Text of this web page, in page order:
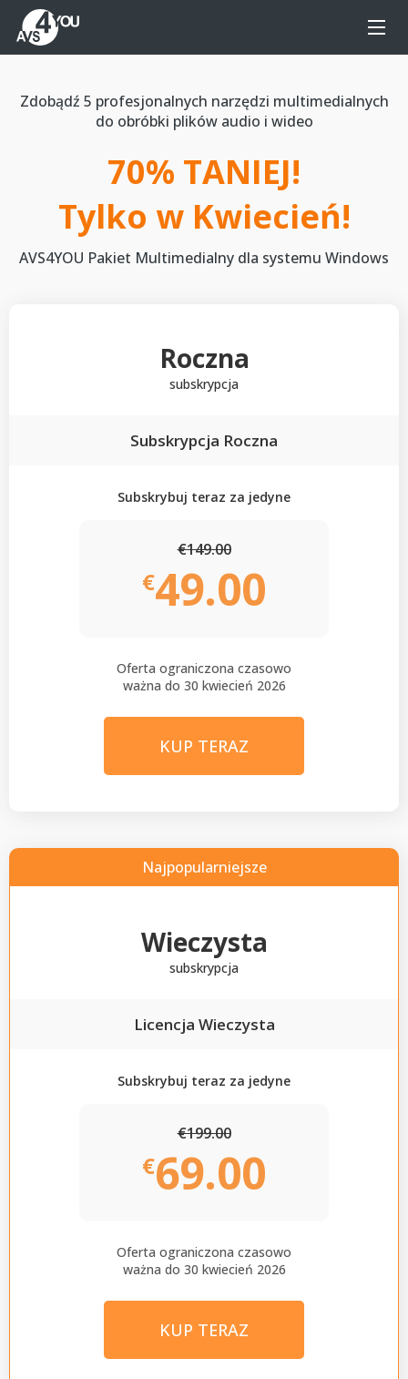
Zdobądź 5 profesjonalnych narzędzi multimedialnych
do obróbki plików audio i wideo
70% TANIEJ!
Tylko w Kwiecień!
AVS4YOU Pakiet Multimedialny dla systemu Windows
Roczna
subskrypcja
Subskrypcja Roczna
Subskrybuj teraz za jedyne
€149.00
€49.00
Oferta ograniczona czasowo
ważna do 30 kwiecień 2026
KUP TERAZ
Najpopularniejsze
Wieczysta
subskrypcja
Licencja Wieczysta
Subskrybuj teraz za jedyne
€199.00
€69.00
Oferta ograniczona czasowo
ważna do 30 kwiecień 2026
KUP TERAZ